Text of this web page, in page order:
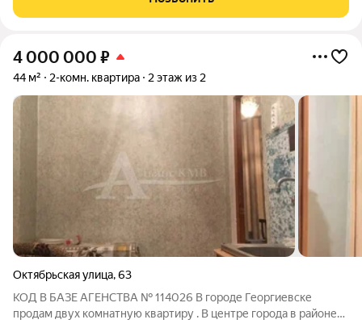
квартире две раздельные
4 000 000 ₽
44 м² 2-комн. квартира 2 этаж из 2
Октябрьская улица,63
КОД В БАЗЕ АГЕНСТВА № 114026 В городе Георгиевске
продам двух комнатную квартиру . В центре города в районе